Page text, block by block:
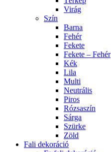
Virág
Szín
Barna
Fehér
Fekete
Fekete – Fehér
Kék
Lila
Multi
Neutrális
Piros
Rózsaszín
Sárga
Szürke
Zöld
Fali dekoráció